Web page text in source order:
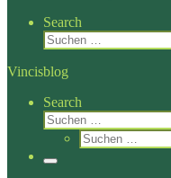
Search
Suche
Vincisblog
Search
Suche
Suche
Menü